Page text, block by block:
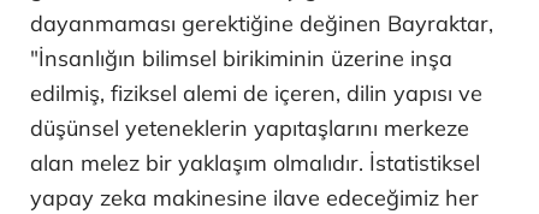
dayanmaması gerektiğine değinen Bayraktar,
"İnsanlığın bilimsel birikiminin üzerine inşa
edilmiş, fiziksel alemi de içeren, dilin yapısı ve
düşünsel yeteneklerin yapıtaşlarını merkeze
alan melez bir yaklaşım olmalıdır. İstatistiksel
yapay zeka makinesine ilave edeceğimiz her